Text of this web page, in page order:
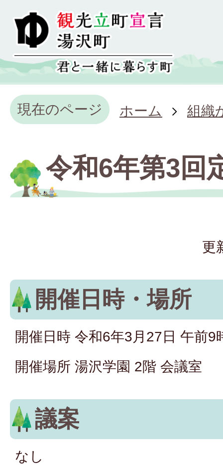
現在のページ ホーム 組織
令和6年第3回
更
開催日時・場所
開催日時 令和6年3月27日 午前9
開催場所 湯沢学園 2階 会議室
議案
なし